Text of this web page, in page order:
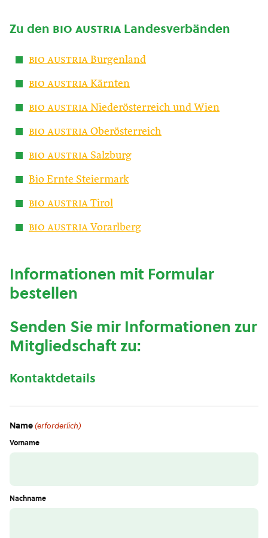
Zu den bio austria Landesverbänden
bio austria Burgenland
bio austria Kärnten
bio austria Niederösterreich und Wien
bio austria Oberösterreich
bio austria Salzburg
Bio Ernte Steiermark
bio austria Tirol
bio austria Vorarlberg
Informationen mit Formular
bestellen
Senden Sie mir Informationen zur
Mitgliedschaft zu:
Kontaktdetails
Name(erforderlich)
Vorname
Nachname